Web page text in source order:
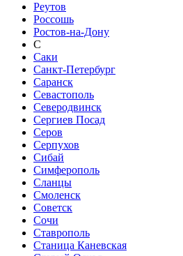
Реутов
Россошь
Ростов-на-Дону
С
Саки
Санкт-Петербург
Саранск
Севастополь
Северодвинск
Сергиев Посад
Серов
Серпухов
Сибай
Симферополь
Сланцы
Смоленск
Советск
Сочи
Ставрополь
Станица Каневская